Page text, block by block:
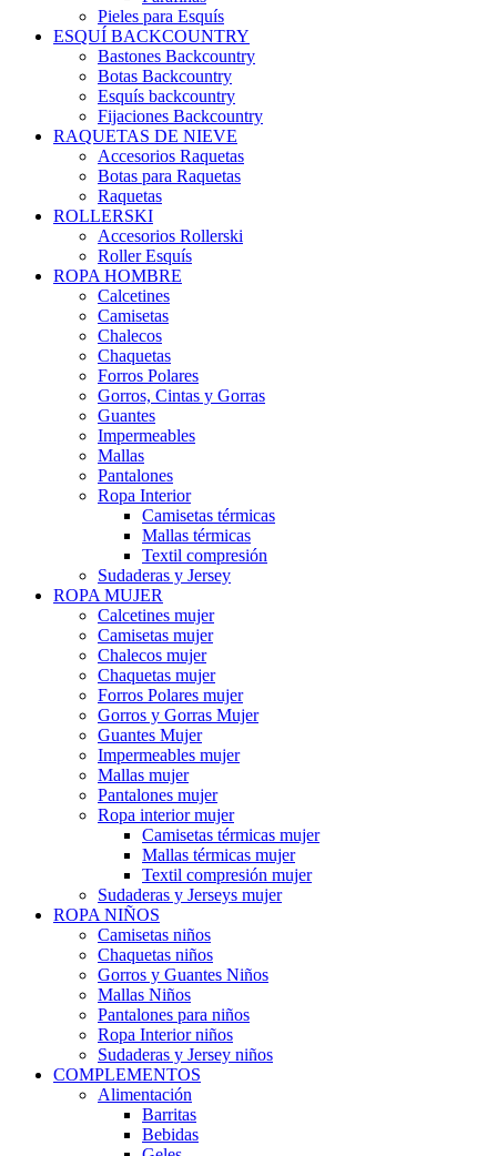
Pieles para Esquís
ESQUÍ BACKCOUNTRY
Bastones Backcountry
Botas Backcountry
Esquís backcountry
Fijaciones Backcountry
RAQUETAS DE NIEVE
Accesorios Raquetas
Botas para Raquetas
Raquetas
ROLLERSKI
Accesorios Rollerski
Roller Esquís
ROPA HOMBRE
Calcetines
Camisetas
Chalecos
Chaquetas
Forros Polares
Gorros, Cintas y Gorras
Guantes
Impermeables
Mallas
Pantalones
Ropa Interior
Camisetas térmicas
Mallas térmicas
Textil compresión
Sudaderas y Jersey
ROPA MUJER
Calcetines mujer
Camisetas mujer
Chalecos mujer
Chaquetas mujer
Forros Polares mujer
Gorros y Gorras Mujer
Guantes Mujer
Impermeables mujer
Mallas mujer
Pantalones mujer
Ropa interior mujer
Camisetas térmicas mujer
Mallas térmicas mujer
Textil compresión mujer
Sudaderas y Jerseys mujer
ROPA NIÑOS
Camisetas niños
Chaquetas niños
Gorros y Guantes Niños
Mallas Niños
Pantalones para niños
Ropa Interior niños
Sudaderas y Jersey niños
COMPLEMENTOS
Alimentación
Barritas
Bebidas